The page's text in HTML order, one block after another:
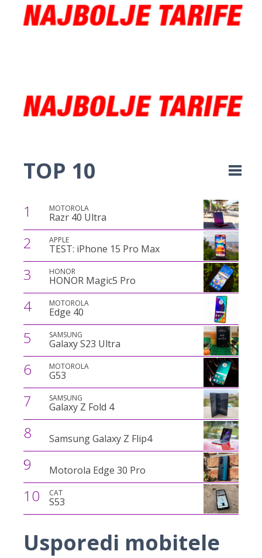
TOP 10
1 MOTOROLA
Razr 40 Ultra
2 APPLE
TEST: iPhone 15 Pro Max
3 HONOR
HONOR Magic5 Pro
4 MOTOROLA
Edge 40
5 SAMSUNG
Galaxy S23 Ultra
6 MOTOROLA
G53
7 SAMSUNG
Galaxy Z Fold 4
8 Samsung Galaxy Z Flip4
9 Motorola Edge 30 Pro
10 CAT
S53
Usporedi mobitele